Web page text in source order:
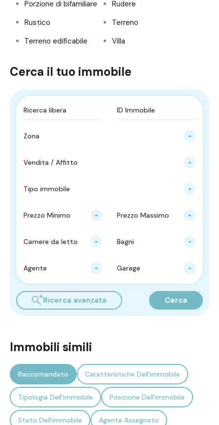
Porzione di bifamiliare
Rudere
Rustico
Terreno
Terreno edificabile
Villa
Cerca il tuo immobile
Zona
Vendita / Affitto
Tipo immobile
Prezzo Minimo Prezzo Massimo
Camere da letto Bagni
Agente Garage
Ricerca avanzata Cerca
Immobili simili
Raccomandato Caratteristiche Dell'immobile
Tipologia Dell'immobile Posizione Dell'immobile
Stato Dell'immobile Agente Assegnato